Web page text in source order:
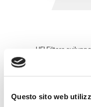
Questo sito web
UFI Filters
riusciamo a